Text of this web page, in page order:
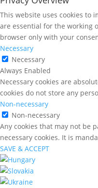
This website uses cookies to
are essential for the working
browser only with your
Necessary
Necessary
Always Enabled
Necessary cookies are
cookies do not store any
Non-necessary
Non-necessary
Any cookies that may not be
necessary cookies. It is
SAVE & ACCEPT